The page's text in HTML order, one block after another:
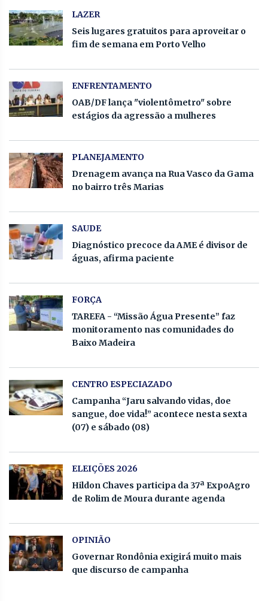
LAZER
Seis lugares gratuitos para aproveitar o
fim de semana em Porto Velho
ENFRENTAMENTO
OAB/DF lança "violentômetro" sobre
estágios da agressão a mulheres
PLANEJAMENTO
Drenagem avança na Rua Vasco da Gama
no bairro três Marias
SAUDE
Diagnóstico precoce da AME é divisor de
águas, afirma paciente
FORÇA
TAREFA - “Missão Água Presente” faz
monitoramento nas comunidades do
Baixo Madeira
CENTRO ESPECIAZADO
Campanha “Jaru salvando vidas, doe
sangue, doe vida!” acontece nesta sexta
(07) e sábado (08)
ELEIÇÕES 2026
Hildon Chaves participa da 37ª ExpoAgro
de Rolim de Moura durante agenda
OPINIÃO
Governar Rondônia exigirá muito mais
que discurso de campanha